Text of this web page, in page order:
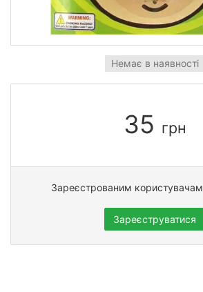
Немає в наявності
35 грн
Зареєстрованим користувачам
Зареєструватися